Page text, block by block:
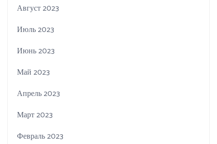
Август 2023
Июль 2023
Июнь 2023
Май 2023
Апрель 2023
Март 2023
Февраль 2023